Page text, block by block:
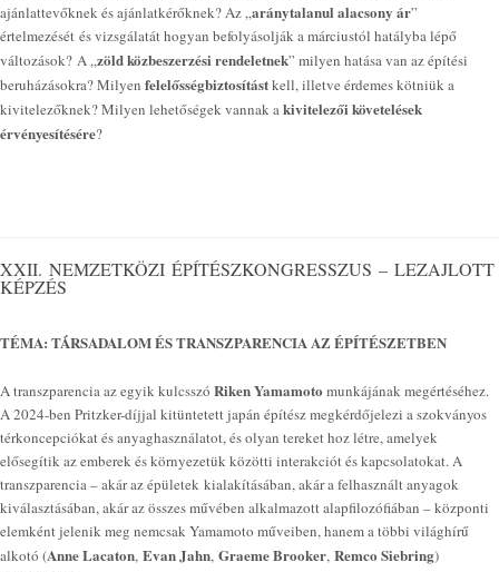
ajánlattevőknek és ajánlatkérőknek? Az „aránytalanul alacsony ár”
értelmezését és vizsgálatát hogyan befolyásolják a márciustól hatályba lépő
változások? A „zöld közbeszerzési rendeletnek” milyen hatása van az építési
beruházásokra? Milyen felelősségbiztosítástkell, illetve érdemes kötniük a
kivitelezőknek? Milyen lehetőségek vannak akivitelezői követelések
érvényesítésére?
XXII. NEMZETKÖZI ÉPÍTÉSZKONGRESSZUS – LEZAJLOTT
KÉPZÉS
TÉMA: TÁRSADALOM ÉS TRANSZPARENCIA AZ ÉPÍTÉSZETBEN
A transzparencia az egyik kulcsszó Riken Yamamoto munkájának megértéséhez.
A 2024-ben Pritzker-díjjal kitüntetett japán építész megkérdőjelezi a szokványos
térkoncepciókat és anyaghasználatot, és olyan tereket hoz létre, amelyek
elősegítik az emberek és környezetük közötti interakciót és kapcsolatokat. A
transzparencia – akár az épületek kialakításában, akár a felhasznált anyagok
kiválasztásában, akár az összes művében alkalmazott alapfilozófiában – központi
elemként jelenik meg nemcsak Yamamoto műveiben, hanem a többi világhírű
alkotó (Anne Lacaton, Evan Jahn, Graeme Brooker, Remco Siebring)